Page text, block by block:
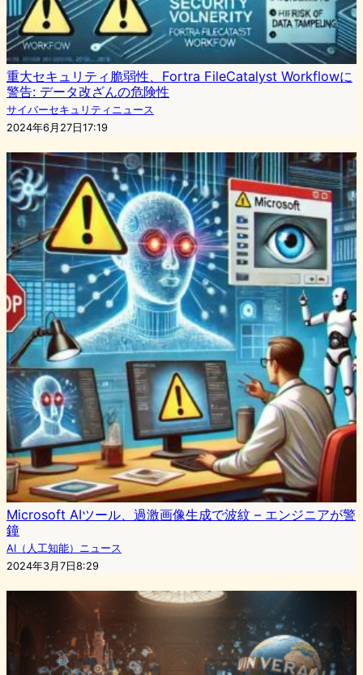
重大セキュリティ脆弱性、Fortra FileCatalyst Workflowに
警告: データ改ざんの危険性
サイバーセキュリティニュース
2024年6月27日17:19
Microsoft AIツール、過激画像生成で波紋 – エンジニアが警
鐘
AI（人工知能）ニュース
2024年3月7日8:29